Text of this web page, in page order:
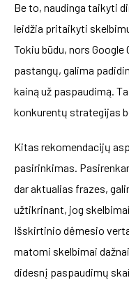
Be to, naudinga taikyti
leidžia pritaikyti
Tokiu būdu, nors
pastangų, galima
kainą už paspaudimą.
konkurentų strategijas
Kitas rekomendacijų
pasirinkimas.
dar aktualias frazes,
užtikrinant, jog
Išskirtinio dėmesio
matomi skelbimai
didesnį paspaudimų